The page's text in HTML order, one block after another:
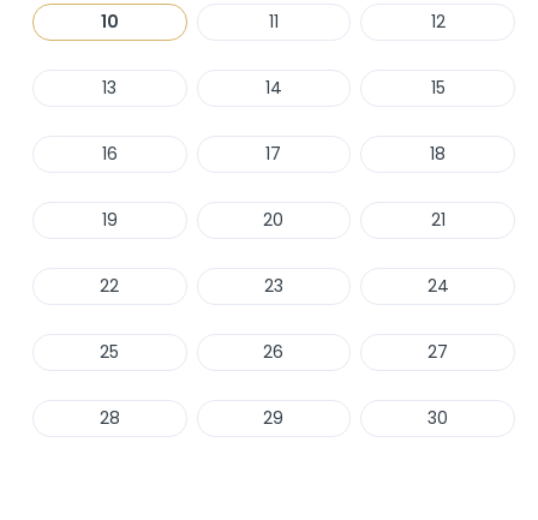
10
11 12
13 14 15
16 17 18
19 20 21
22 23 24
25 26 27
28 29 30